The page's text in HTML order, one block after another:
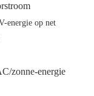
zonne-energie